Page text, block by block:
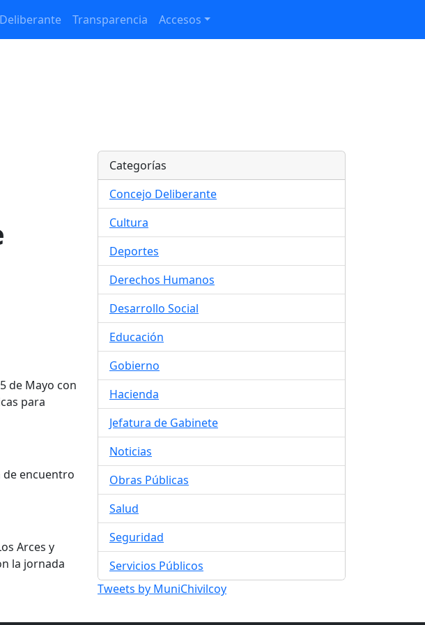
Transparencia Accesos
de Mayo con
para
de encuentro
Arces y
la jornada
Categorías
Concejo Deliberante
Cultura
Deportes
Derechos Humanos
Desarrollo Social
Educación
Gobierno
Hacienda
Jefatura de Gabinete
Noticias
Obras Públicas
Salud
Seguridad
Servicios Públicos
Tweets by MuniChivilcoy